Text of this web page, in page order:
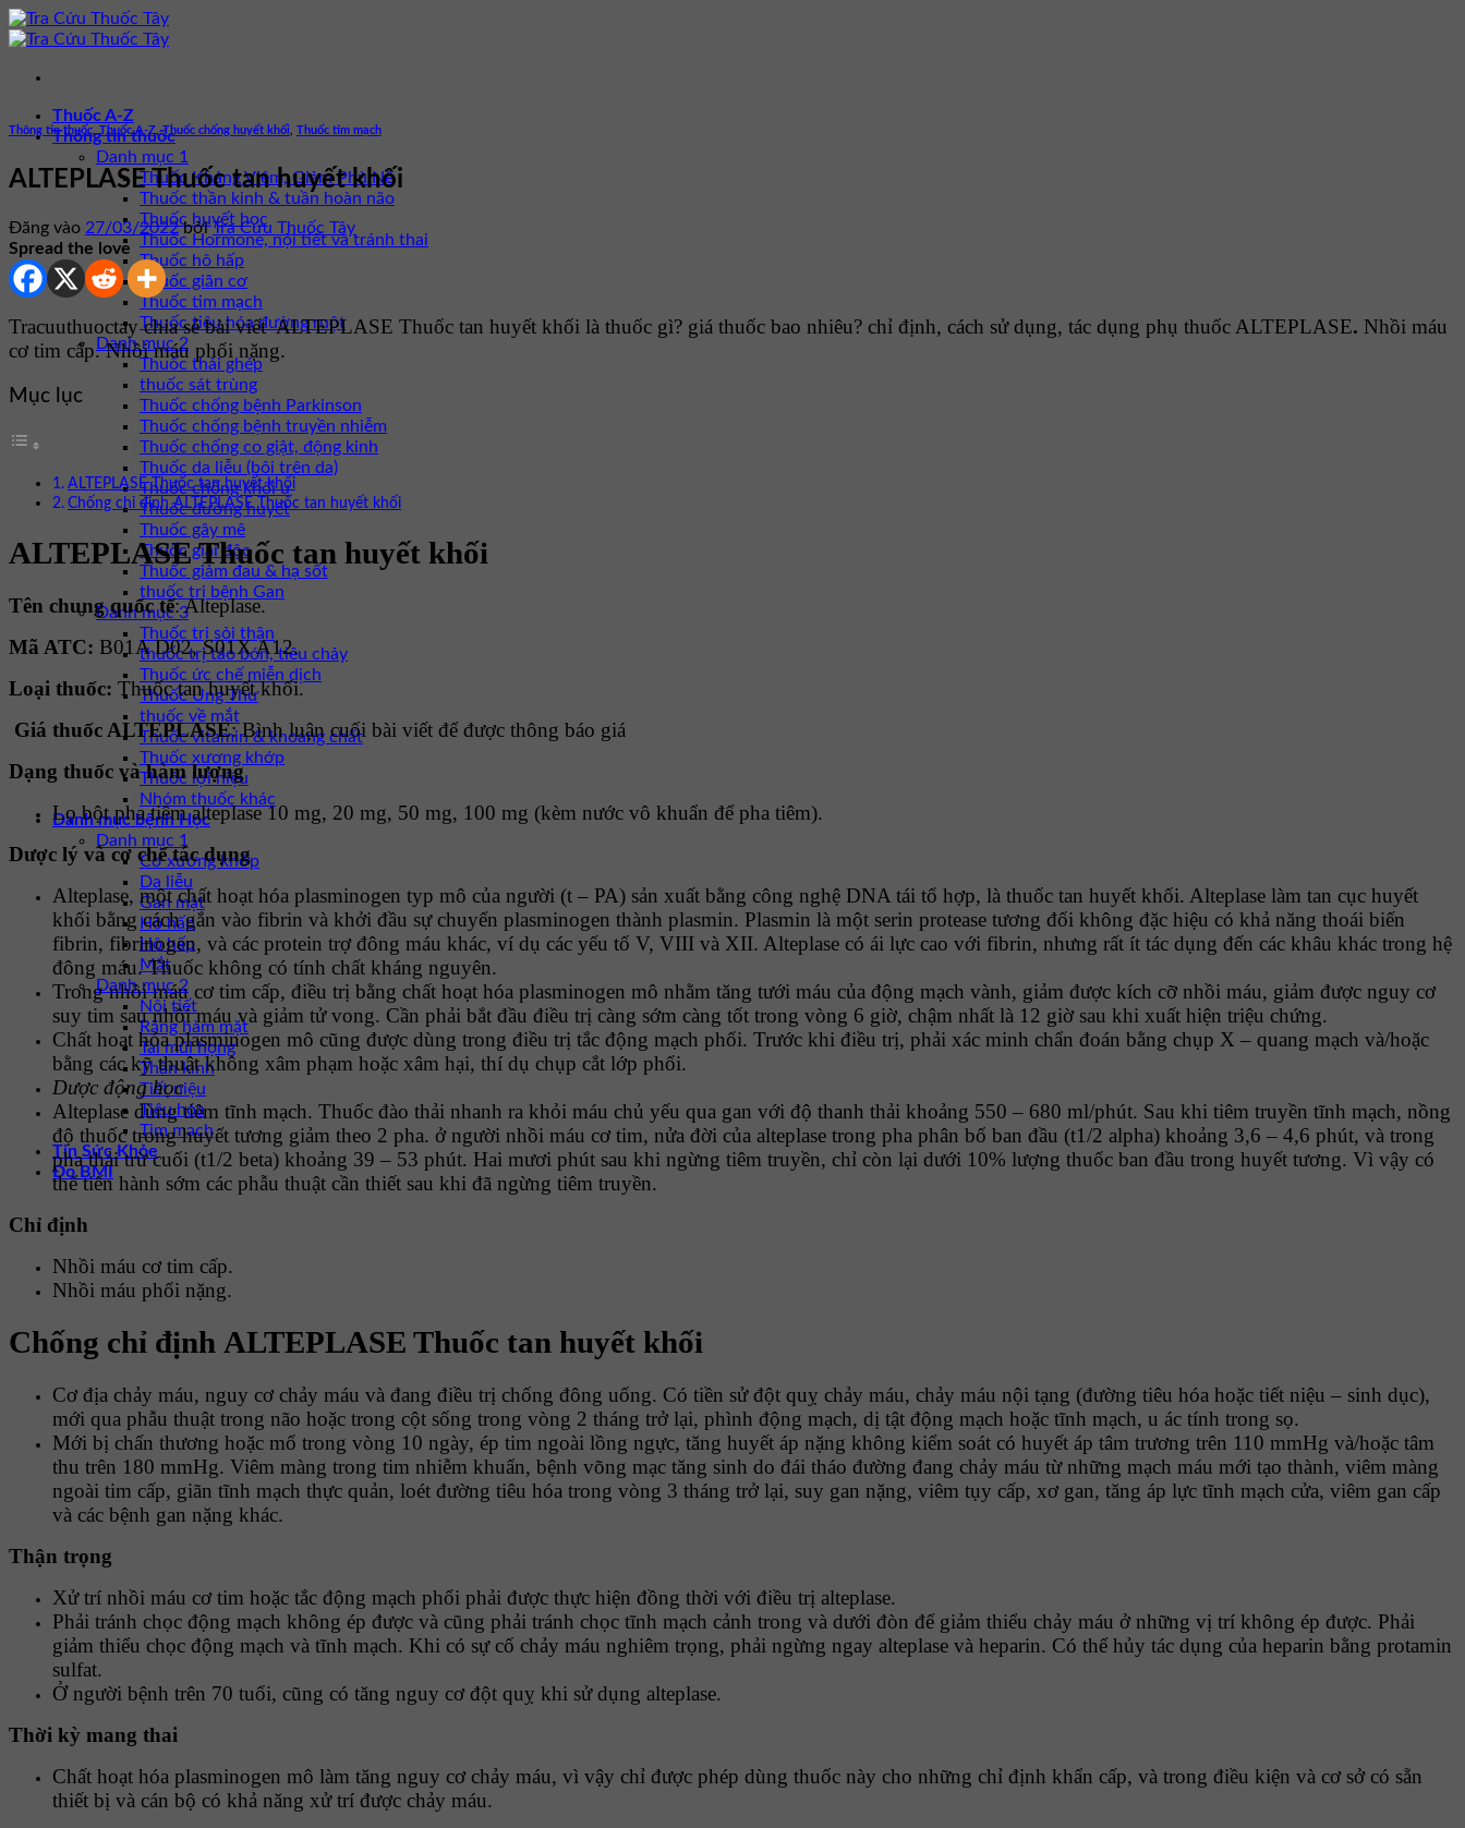
Bỏ
qua
dung
Thuốc A-Z
Thông tin thuốc
Danh mục 1
Thuốc Kháng Viêm, Giảm Phù Nề
Thuốc thần kinh & tuần hoàn não
Thuốc huyết học
Thuốc Hormone, nội tiết và tránh thai
Thuốc hô hấp
Thuốc giãn cơ
Thuốc tim mạch
Thuốc tiêu hóa đường ruột
Danh mục 2
Thuốc thải ghép
thuốc sát trùng
Thuốc chống bệnh Parkinson
Thuốc chống bệnh truyền nhiễm
Thuốc chống co giật, động kinh
Thuốc da liễu (bôi trên da)
Thuốc chống khối u
Thuốc đường huyết
Thuốc gây mê
Thuốc giải độc
Thuốc giảm đau & hạ sốt
thuốc trị bệnh Gan
Danh mục 3
Thuốc trị sỏi thận
thuốc trị táo bón, tiêu chảy
Thuốc ức chế miễn dịch
Thuốc Ung Thư
thuốc về mắt
Thuốc vitamin & khoáng chất
Thuốc xương khớp
Thuốc lợi niệu
Nhóm thuốc khác
Danh mục bệnh Học
Danh mục 1
Cơ xương khớp
Da liễu
Gan mật
Hô hấp
Hô hấp
Mắt
Danh mục 2
Nội tiết
Răng hàm mặt
Tai mũi họng
Thần kinh
Tiết niệu
Tiêu hóa
Tim mạch
Tin Sức Khỏe
Đo BMI
Thông tin thuốc Thuốc A-Z ,Thuốc chống huyết khối Thuốc tim mạch
ALTEPLASE Thuốc tan huyết khối
Đăng vào 27/03/2022 bởiTra Cứu Thuốc Tây
Spread the love
Tracuuthuoctay chia sẻ bài viết ALTEPLASE Thuốc tan huyết khối là thuốc gì? giá thuốc bao nhiêu? chỉ định, cách sử dụng, tác dụng phụ thuốc ALTEPLASE. Nhồi máu
cơ tim cấp. Nhồi máu phổi nặng.
Mục lục
ALTEPLASE Thuốc tan huyết khối
Chống chỉ định ALTEPLASE Thuốc tan huyết khối
ALTEPLASE Thuốc tan huyết khối
Tên chung quốc tế: Alteplase.
Mã ATC: B01A D02, S01X A12.
Loại thuốc: Thuốc tan huyết khối.
Giá thuốc ALTEPLASE: Bình luận cuối bài viết để được thông báo giá
Dạng thuốc và hàm lượng
Lọ bột pha tiêm alteplase 10 mg, 20 mg, 50 mg, 100 mg (kèm nước vô khuẩn để pha tiêm).
Dược lý và cơ chế tác dụng
Alteplase, một chất hoạt hóa plasminogen typ mô của người (t – PA) sản xuất bằng công nghệ DNA tái tổ hợp, là thuốc tan huyết khối. Alteplase làm tan cục huyết
khối bằng cách gắn vào fibrin và khởi đầu sự chuyển plasminogen thành plasmin. Plasmin là một serin protease tương đối không đặc hiệu có khả năng thoái biến
fibrin, fibrinogen, và các protein trợ đông máu khác, ví dụ các yếu tố V, VIII và XII. Alteplase có ái lực cao với fibrin, nhưng rất ít tác dụng đến các khâu khác trong hệ
đông máu. Thuốc không có tính chất kháng nguyên.
Trong nhồi máu cơ tim cấp, điều trị bằng chất hoạt hóa plasminogen mô nhằm tăng tưới máu của động mạch vành, giảm được kích cỡ nhồi máu, giảm được nguy cơ
suy tim sau nhồi máu và giảm tử vong. Cần phải bắt đầu điều trị càng sớm càng tốt trong vòng 6 giờ, chậm nhất là 12 giờ sau khi xuất hiện triệu chứng.
Chất hoạt hóa plasminogen mô cũng được dùng trong điều trị tắc động mạch phổi. Trước khi điều trị, phải xác minh chẩn đoán bằng chụp X – quang mạch và/hoặc
bằng các kỹ thuật không xâm phạm hoặc xâm hại, thí dụ chụp cắt lớp phổi.
Dược động học
Alteplase dùng tiêm tĩnh mạch. Thuốc đào thải nhanh ra khỏi máu chủ yếu qua gan với độ thanh thải khoảng 550 – 680 ml/phút. Sau khi tiêm truyền tĩnh mạch, nồng
độ thuốc trong huyết tương giảm theo 2 pha. ở người nhồi máu cơ tim, nửa đời của alteplase trong pha phân bố ban đầu (t1/2 alpha) khoảng 3,6 – 4,6 phút, và trong
pha thải trừ cuối (t1/2 beta) khoảng 39 – 53 phút. Hai mươi phút sau khi ngừng tiêm truyền, chỉ còn lại dưới 10% lượng thuốc ban đầu trong huyết tương. Vì vậy có
thể tiến hành sớm các phẫu thuật cần thiết sau khi đã ngừng tiêm truyền.
Chỉ định
Nhồi máu cơ tim cấp.
Nhồi máu phổi nặng.
Chống chỉ định ALTEPLASE Thuốc tan huyết khối
Cơ địa chảy máu, nguy cơ chảy máu và đang điều trị chống đông uống. Có tiền sử đột quỵ chảy máu, chảy máu nội tạng (đường tiêu hóa hoặc tiết niệu – sinh dục),
mới qua phẫu thuật trong não hoặc trong cột sống trong vòng 2 tháng trở lại, phình động mạch, dị tật động mạch hoặc tĩnh mạch, u ác tính trong sọ.
Mới bị chấn thương hoặc mổ trong vòng 10 ngày, ép tim ngoài lồng ngực, tăng huyết áp nặng không kiểm soát có huyết áp tâm trương trên 110 mmHg và/hoặc tâm
thu trên 180 mmHg. Viêm màng trong tim nhiễm khuẩn, bệnh võng mạc tăng sinh do đái tháo đường đang chảy máu từ những mạch máu mới tạo thành, viêm màng
ngoài tim cấp, giãn tĩnh mạch thực quản, loét đường tiêu hóa trong vòng 3 tháng trở lại, suy gan nặng, viêm tụy cấp, xơ gan, tăng áp lực tĩnh mạch cửa, viêm gan cấp
và các bệnh gan nặng khác.
Thận trọng
Xử trí nhồi máu cơ tim hoặc tắc động mạch phổi phải được thực hiện đồng thời với điều trị alteplase.
Phải tránh chọc động mạch không ép được và cũng phải tránh chọc tĩnh mạch cảnh trong và dưới đòn để giảm thiểu chảy máu ở những vị trí không ép được. Phải
giảm thiểu chọc động mạch và tĩnh mạch. Khi có sự cố chảy máu nghiêm trọng, phải ngừng ngay alteplase và heparin. Có thể hủy tác dụng của heparin bằng protamin
sulfat.
Ở người bệnh trên 70 tuổi, cũng có tăng nguy cơ đột quỵ khi sử dụng alteplase.
Thời kỳ mang thai
Chất hoạt hóa plasminogen mô làm tăng nguy cơ chảy máu, vì vậy chỉ được phép dùng thuốc này cho những chỉ định khẩn cấp, và trong điều kiện và cơ sở có sẵn
thiết bị và cán bộ có khả năng xử trí được chảy máu.